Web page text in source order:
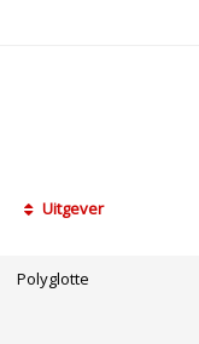
Uitgever
Polyglotte